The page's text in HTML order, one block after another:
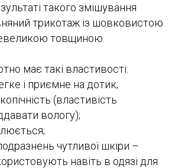
такого змішування
трикотаж із шовковистою
товщиною.
має такі властивості:
і приємне на дотик;
(властивість
вологу);
чутливої ​​шкіри –
навіть в одязі для